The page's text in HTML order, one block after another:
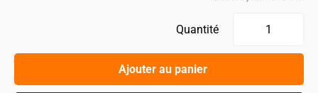
Quantité
Ajouter au panier